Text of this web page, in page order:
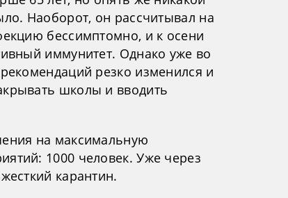
Наоборот, он рассчитывал на
бессимптомно, и к осени
иммунитет. Однако уже во
резко изменился и
школы и вводить
на максимальную
1000 человек. Уже через
карантин.